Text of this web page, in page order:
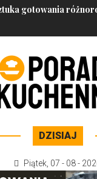
gotowania
DZISIAJ
Piątek 07 - 08 -